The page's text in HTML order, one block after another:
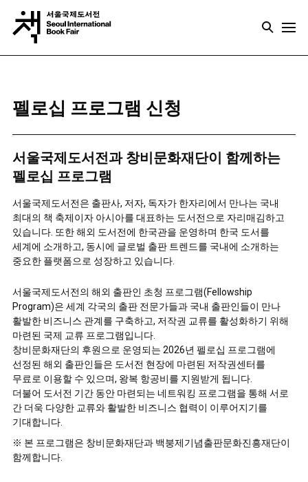
펠로십 프로그램 신청
서울국제도서전과 창비문화재단이 함께하는
펠로십 프로그램
서울국제도서전은 출판사, 저자, 독자가 한자리에서 만나는 국내
최대의 책 축제이자 아시아를 대표하는 도서전으로 자리매김하고
있습니다. 또한 해외 도서전에 한국관을 운영하며 한국 도서를
세계에 소개하고, 동시에 글로벌 출판 트렌드를 국내에 소개하는
중요한 플랫폼으로 성장하고 있습니다.
서울국제도서전의 해외 출판인 초청 프로그램(Fellowship
Program)은 세계 각국의 출판 전문가들과 국내 출판인들이 만나
활발한 비즈니스 관계를 구축하고, 저작권 교류를 활성화하기 위해
마련된 국제 교류 프로그램입니다.
창비문화재단의 후원으로 운영되는 2026년 펠로십 프로그램에
선정된 해외 출판인들은 도서전 현장에 마련된 저작권센터를
무료로 이용할 수 있으며, 왕복 항공비를 지원받게 됩니다.
더불어 도서전 기간 동안 마련되는 네트워킹 프로그램을 통해 서로
간 더욱 다양한 교류와 활발한 비즈니스 협력이 이루어지기를
기대합니다.
※ 본 프로그램은 창비문화재단과 백붕제기념출판문화진흥재단이
함께합니다.